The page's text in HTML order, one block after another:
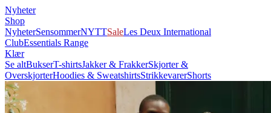
Nyheter
Shop
NyheterSensommerNYTTSaleLes Deux International
ClubEssentials Range
Klær
Se altBukserT-shirtsJakker & FrakkerSkjorter &
OverskjorterHoodies & SweatshirtsStrikkevarerShorts